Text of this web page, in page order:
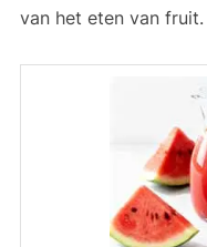
van het eten van fruit.